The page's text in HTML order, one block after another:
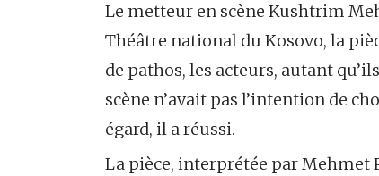
Le metteur en scène Kushtrim
Théâtre national du Kosovo, la
de pathos, les acteurs, autant
scène n’avait pas l’intention de
égard, il a réussi.
La pièce, interprétée par Mehmet